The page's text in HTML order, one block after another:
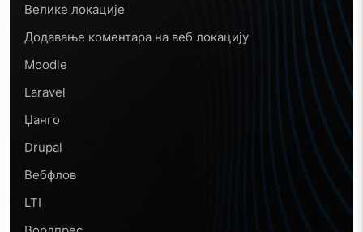
Велике локације
Додавање коментара на веб локацију
Moodle
Laravel
Џанго
Drupal
Вебфлов
LTI